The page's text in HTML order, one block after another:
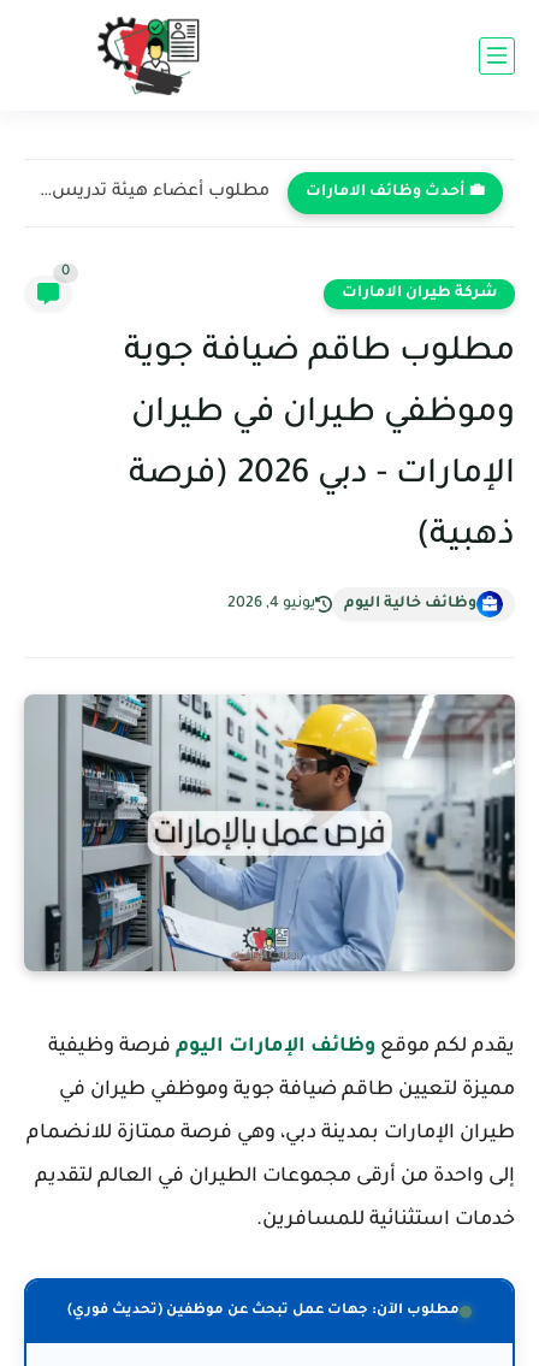
💼 أحدث وظائف الامارات مطلوب أعضاء هيئة تدريس وإداريين في الجامعة الأمريكية في رأس...
شركة طيران الامارات
0
مطلوب طاقم ضيافة جوية
وموظفي طيران في طيران
الإمارات - دبي 2026 (فرصة
ذهبية)
وظائف خالية اليوم يونيو 4, 2026
يقدم لكم موقع وظائف الإمارات اليوم فرصة وظيفية
مميزة لتعيين طاقم ضيافة جوية وموظفي طيران في
طيران الإمارات بمدينة دبي، وهي فرصة ممتازة للانضمام
إلى واحدة من أرقى مجموعات الطيران في العالم لتقديم
خدمات استثنائية للمسافرين.
مطلوب الآن: جهات عمل تبحث عن موظفين (تحديث فوري)